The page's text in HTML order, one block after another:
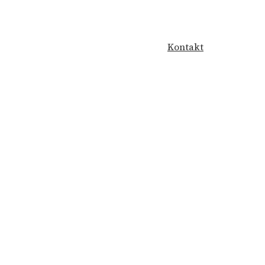
Kontakt